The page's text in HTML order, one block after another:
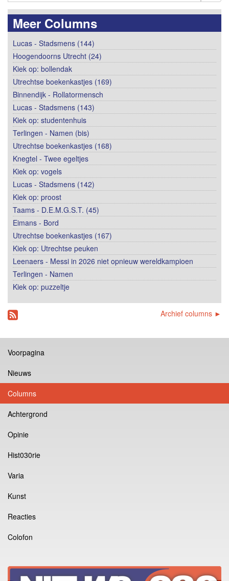
Meer Columns
Lucas - Stadsmens (144)
Hoogendoorns Utrecht (24)
Kiek op: bollendak
Utrechtse boekenkastjes (169)
Binnendijk - Rollatormensch
Lucas - Stadsmens (143)
Kiek op: studentenhuis
Terlingen - Namen (bis)
Utrechtse boekenkastjes (168)
Knegtel - Twee egeltjes
Kiek op: vogels
Lucas - Stadsmens (142)
Kiek op: proost
Taams - D.E.M.G.S.T. (45)
Eimans - Bord
Utrechtse boekenkastjes (167)
Kiek op: Utrechtse peuken
Leenaers - Messi in 2026 niet opnieuw wereldkampioen
Terlingen - Namen
Kiek op: puzzeltje
Archief columns ►
Voorpagina
Nieuws
Columns
Achtergrond
Opinie
Hist030rie
Varia
Kunst
Reacties
Colofon